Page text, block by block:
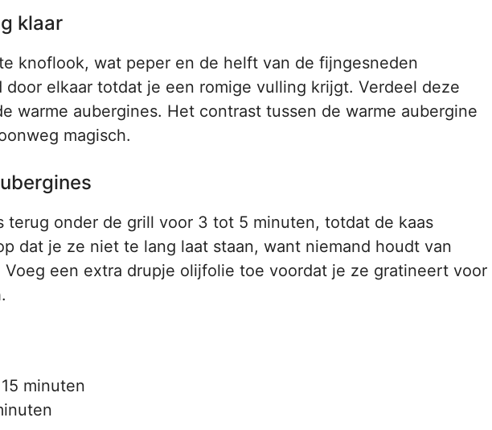
klaar
knoflook, wat peper en de helft van de fijngesneden
door elkaar totdat je een romige vulling krijgt. Verdeel deze
warme aubergines. Het contrast tussen de warme aubergine
magisch.
terug onder de grill voor 3 tot 5 minuten, totdat de kaas
dat je ze niet te lang laat staan, want niemand houdt van
Voeg een extra drupje olijfolie toe voordat je ze gratineert voor
15 minuten